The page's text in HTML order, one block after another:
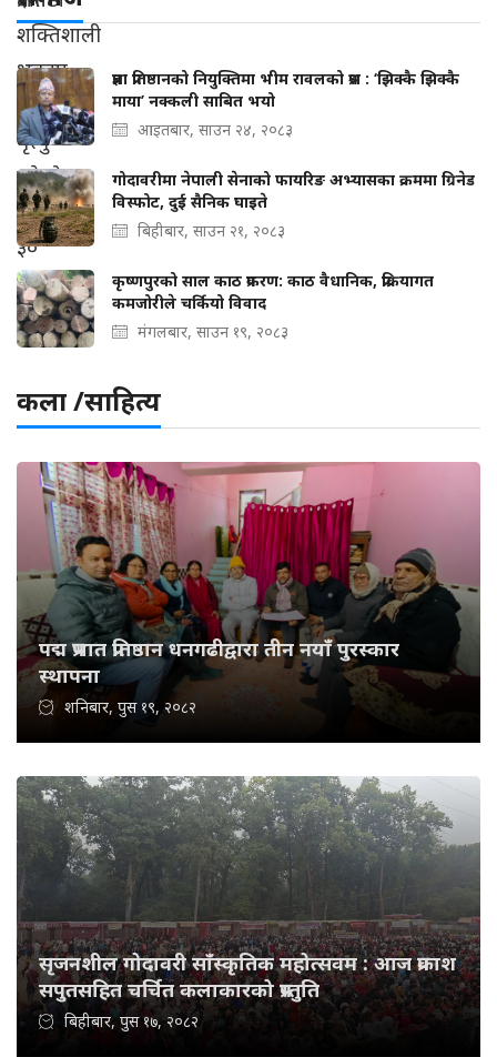
प्रज्ञा प्रतिष्ठानको नियुक्तिमा भीम रावलको प्रश्न : ‘झिक्कै झिक्कै
माया’ नक्कली साबित भयो
आइतबार, साउन २४, २०८३
गोदावरीमा नेपाली सेनाको फायरिङ अभ्यासका क्रममा ग्रिनेड
विस्फोट, दुई सैनिक घाइते
बिहीबार, साउन २१, २०८३
कृष्णपुरको साल काठ प्रकरण: काठ वैधानिक, प्रक्रियागत
कमजोरीले चर्कियो विवाद
मंगलबार, साउन १९, २०८३
कला /साहित्य
पद्म प्रभात प्रतिष्ठान धनगढीद्वारा तीन नयाँ पुरस्कार
स्थापना
शनिबार, पुस १९, २०८२
सृजनशील गोदावरी साँस्कृतिक महोत्सवम : आज प्रकाश
सपुतसहित चर्चित कलाकारको प्रस्तुति
बिहीबार, पुस १७, २०८२